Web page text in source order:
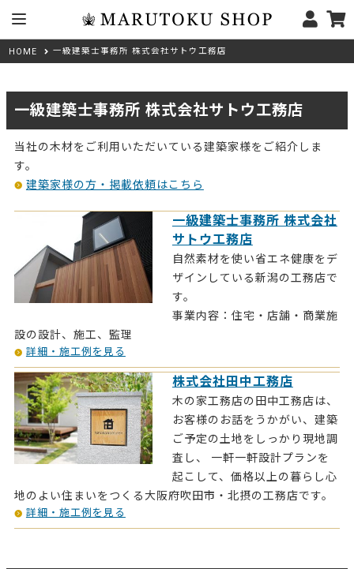
HOME 一級建築士事務所 株式会社サトウ工務店
一級建築士事務所 株式会社サトウ工務店
当社の木材をご利用いただいている建築家様をご紹介しま
す。
建築家様の方・掲載依頼はこちら
一級建築士事務所 株式会社
サトウ工務店
自然素材を使い省エネ健康をデ
ザインしている新潟の工務店で
す。
事業内容：住宅・店舗・商業施
設の設計、施工、監理
詳細・施工例を見る
株式会社田中工務店
木の家工務店の田中工務店は、
お客様のお話をうかがい、建築
ご予定の土地をしっかり現地調
査し、 一軒一軒設計プランを
起こして、価格以上の暮らし心
地のよい住まいをつくる大阪府吹田市・北摂の工務店です。
詳細・施工例を見る